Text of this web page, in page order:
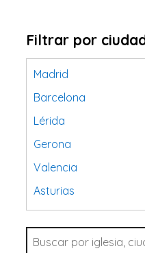
Filtrar por
Madrid
Barcelona
Lérida
Gerona
Valencia
Asturias
Tarragona
Navarra